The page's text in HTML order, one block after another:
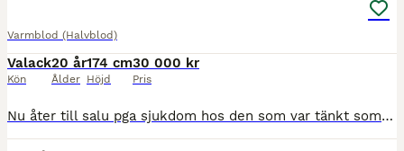
Varmblod (Halvblod)
Valack
Kön
20 år
Ålder
174 cm
Höjd
30 000 kr
Pris
Nu åter till salu pga sjukdom hos den som var tänkt som köpare. Valack till lättare ridning/sällskap Sickan är en 20-årig valack som söker sitt sista, trygga hem som sällskapshäst och för lättare